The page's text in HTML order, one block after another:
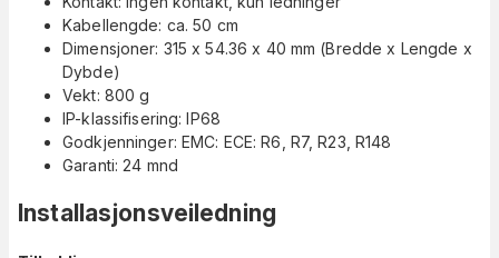
Kabellengde: ca. 50 cm
Dimensjoner: 315 x 54.36 x 40 mm (Bredde x Lengde x
Dybde)
Vekt: 800 g
IP-klassifisering: IP68
Godkjenninger: EMC: ECE: R6, R7, R23, R148
Garanti: 24 mnd
Installasjonsveiledning